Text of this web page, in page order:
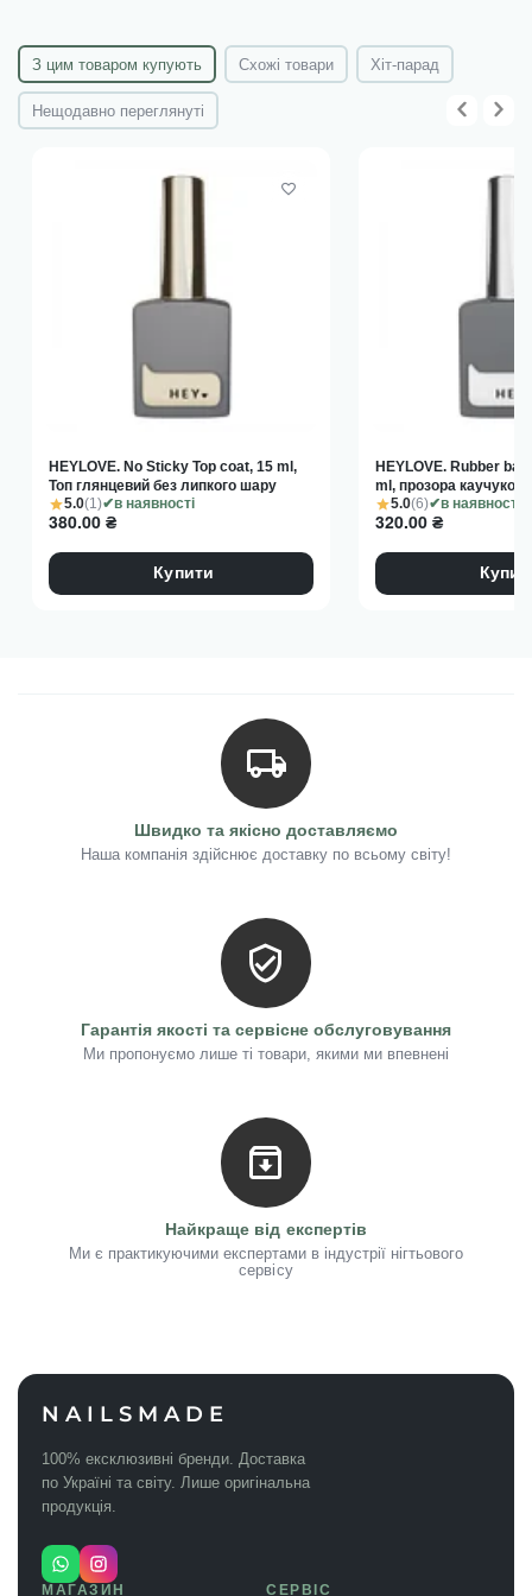
Прим.: усі документи знаходяться у прикріплених файлах!
З цим товаром купують Схожі товари Хіт-парад
Нещодавно переглянуті
5.0(1) в наявності
HEYLOVE. No Sticky Top coat, 15 ml,
Топ глянцевий без липкого шару
380.00 ₴
Купити
5.0(6) в наявності
HEYLOVE. Rubber
ml, прозора
320.00 ₴
Швидко та якісно доставляємо
Наша компанія здійснює доставку по всьому світу!
Гарантія якості та сервісне обслуговування
Ми пропонуємо лише ті товари, якими ми впевнені
Найкраще від експертів
Ми є практикуючими експертами в індустрії нігтьового
сервісу
NAILSMADE
100% ексклюзивні бренди. Доставка
по Україні та світу. Лише оригінальна
продукція.
МАГАЗИН СЕРВІС